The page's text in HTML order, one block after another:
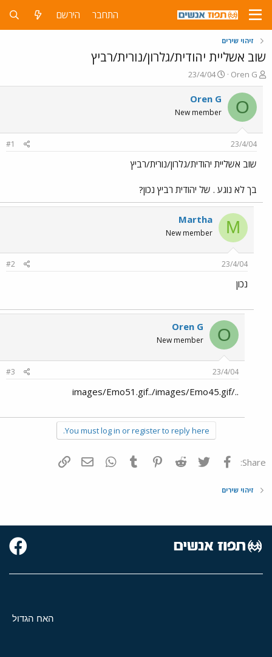
התחבר הירשם
זיהוי שירים
שוב אשליית יהודית/גלרון/נורית/רביץ
פ
ו
ת
ח
ה
ש
א
Oren G
פ
ו
ר
ם
ר
23/4/04
O
Oren G
New member
23/4/04
#1
שוב אשליית יהודית/גלרון/נורית/רביץ
בך לא נוגע . של יהודית רביץ נכון?
M
Martha
New member
23/4/04
#2
נכון
O
Oren G
New member
23/4/04
#3
../images/Emo51.gif../images/Emo45.gif
You must log in or register to reply here.
Share: פייסבוק Twitter
Reddit
Pinterest
Tumblr
WhatsAppדואר אלקטרוני
זיהוי שירים
האח הגדול